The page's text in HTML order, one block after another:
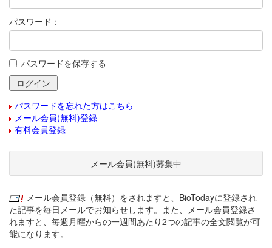
パスワード：
パスワードを保存する
パスワードを忘れた方はこちら
メール会員(無料)登録
有料会員登録
メール会員(無料)募集中
メール会員登録（無料）をされますと、BioTodayに登録され
た記事を毎日メールでお知らせします。また、メール会員登録さ
れますと、毎週月曜からの一週間あたり2つの記事の全文閲覧が可
能になります。